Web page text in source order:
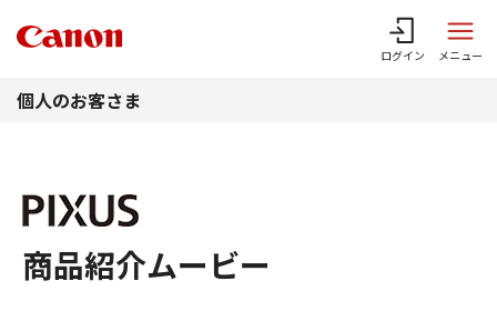
ログイン メニュー
個人のお客さま
商品紹介ムービー